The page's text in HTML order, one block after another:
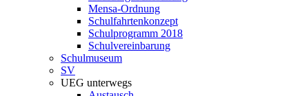
Mensa-Ordnung
Schulfahrtenkonzept
Schulprogramm 2018
Schulvereinbarung
Schulmuseum
SV
UEG unterwegs